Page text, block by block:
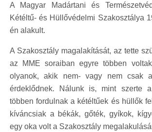
A Magyar Madártani és
Kétéltű- és Hüllővédelmi Szakosztálya
én alakult.
A Szakosztály magalakítását, az tette
az MME soraiban egyre többen
olyanok, akik nem- vagy nem csak
érdeklődnek. Nálunk is, mint szerte
többen fordulnak a kétéltűek és hüllők
kíváncsiak a békák, gőték, gyíkok,
egy oka volt a Szakosztály